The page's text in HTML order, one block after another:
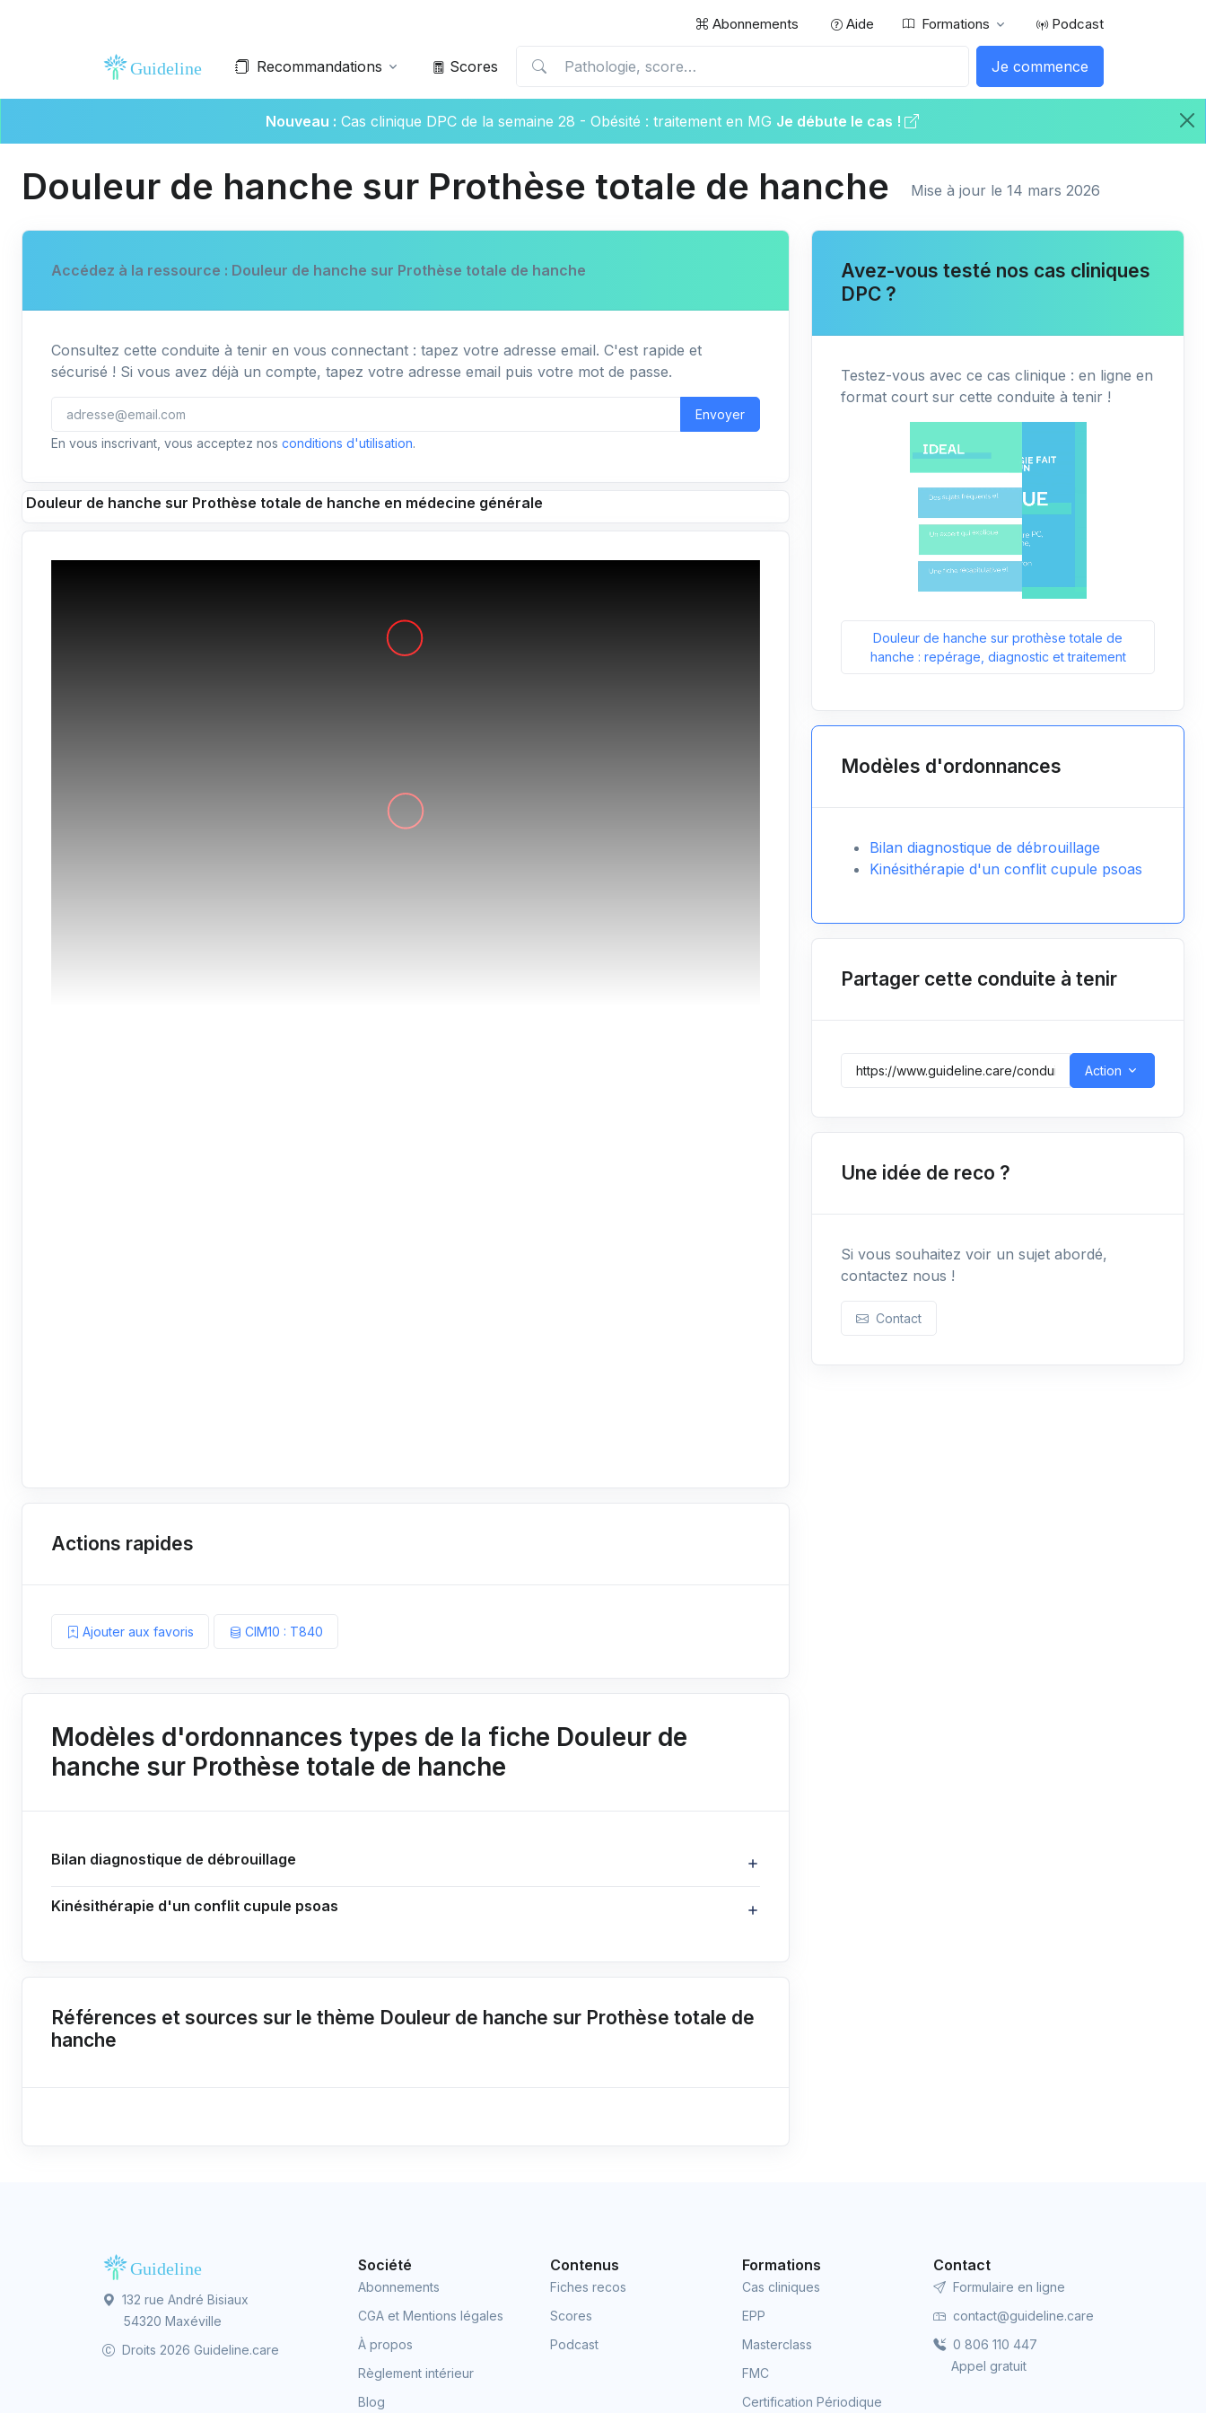
Abonnements Aide Formations Podcast
Je commence
Recommandations Scores
Nouveau : Cas clinique DPC de la semaine 28 - Obésité : traitement en MG Je débute le cas !
Douleur de hanche sur Prothèse totale de hanche Mise à jour le 14 mars 2026
Accédez à la ressource : Douleur de hanche sur Prothèse totale de hanche
Consultez cette conduite à tenir en vous connectant : tapez votre adresse email. C'est rapide et
sécurisé ! Si vous avez déjà un compte, tapez votre adresse email puis votre mot de passe.
Envoyer
En vous inscrivant, vous acceptez nos conditions d'utilisation.
Douleur de hanche sur Prothèse totale de hanche en médecine générale
Actions rapides
Ajouter aux favoris CIM10 : T840
Modèles d'ordonnances types de la fiche Douleur de
hanche sur Prothèse totale de hanche
Bilan diagnostique de débrouillage
Kinésithérapie d'un conflit cupule psoas
Références et sources sur le thème Douleur de hanche sur Prothèse totale de
hanche
Avez-vous testé nos cas cliniques
DPC ?
Testez-vous avec ce cas clinique : en ligne en
format court sur cette conduite à tenir !
Douleur de hanche sur prothèse totale de
hanche : repérage, diagnostic et traitement
Modèles d'ordonnances
Bilan diagnostique de débrouillage
Kinésithérapie d'un conflit cupule psoas
Partager cette conduite à tenir
Action
Une idée de reco ?
Si vous souhaitez voir un sujet abordé,
contactez nous !
Contact
132 rue André Bisiaux
54320 Maxéville
Droits 2026 Guideline.care
Société
Abonnements
CGA et Mentions légales
À propos
Règlement intérieur
Blog
Contenus
Fiches recos
Scores
Podcast
Formations
Cas cliniques
EPP
Masterclass
FMC
Certification Périodique
Contact
Formulaire en ligne
contact@guideline.care
0 806 110 447
Appel gratuit